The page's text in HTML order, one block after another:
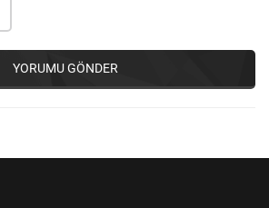
YORUMU GÖNDER